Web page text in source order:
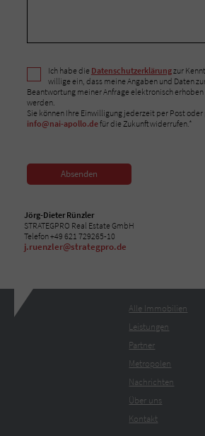
Ich habe die Datenschutzerklärungzur
willige ein, dass meine Angaben und Daten
Beantwortung meiner Anfrage elektronisch
werden.
Sie können Ihre Einwilligung jederzeit per Post oder
info@nai-apollo.defür die Zukunft widerrufen.*
Absenden
Jörg-Dieter Rünzler
STRATEGPRO Real Estate GmbH
Telefon +49 621 729265-10
j.ruenzler@strategpro.de
Alle Immobilien
Leistungen
Partner
Metropolen
Nachrichten
Über uns
Kontakt